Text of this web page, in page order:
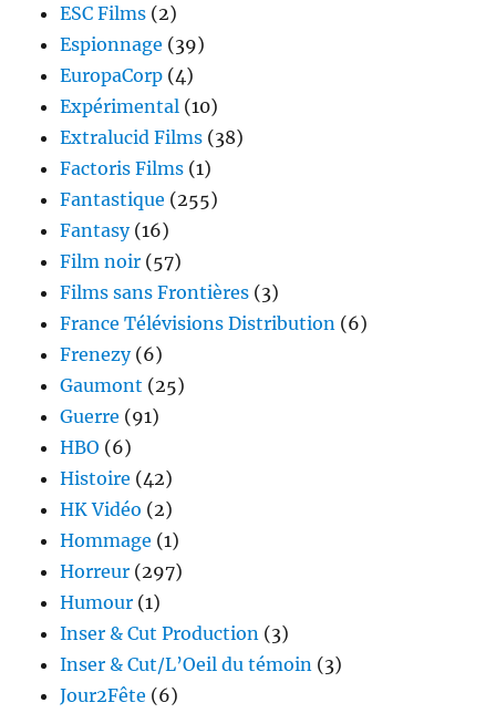
ESC Films (2)
Espionnage (39)
EuropaCorp (4)
Expérimental (10)
Extralucid Films (38)
Factoris Films (1)
Fantastique (255)
Fantasy(16)
Film noir (57)
Films sans Frontières (3)
France Télévisions Distribution (6)
Frenezy(6)
Gaumont (25)
Guerre (91)
HBO (6)
Histoire (42)
HK Vidéo (2)
Hommage (1)
Horreur (297)
Humour (1)
Inser & Cut Production (3)
Inser & Cut/L’Oeil du témoin (3)
Jour2Fête (6)